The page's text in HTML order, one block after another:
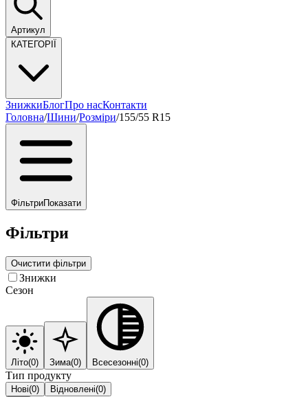
Артикул
КАТЕГОРІЇ
ЗнижкиБлогПро насКонтакти
Головна/Шини/Розміри/155/55 R15
ФільтриПоказати
Фільтри
Очистити фільтри
Знижки
Сезон
Літо(0) Зима(0) Всесезонні(0)
Тип продукту
Нові(0) Відновлені(0)